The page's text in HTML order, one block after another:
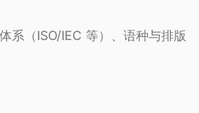
系（ISO/IEC 等）、语种与排版